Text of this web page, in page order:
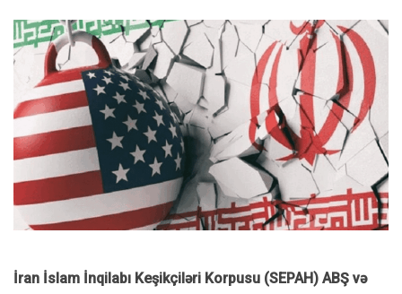
İran İslam İnqilabı Keşikçiləri Korpusu (SEPAH) ABŞ və